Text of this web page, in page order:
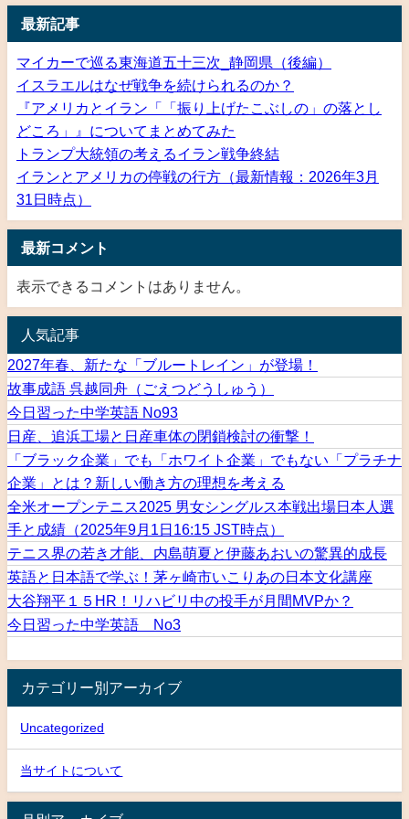
最新記事
マイカーで巡る東海道五十三次_静岡県（後編）
イスラエルはなぜ戦争を続けられるのか？
『アメリカとイラン「「振り上げたこぶしの」の落とし
どころ」』についてまとめてみた
トランプ大統領の考えるイラン戦争終結
イランとアメリカの停戦の行方（最新情報：2026年3月
31日時点）
最新コメント
表示できるコメントはありません。
人気記事
2027年春、新たな「ブルートレイン」が登場！
故事成語 呉越同舟（ごえつどうしゅう）
今日習った中学英語 No93
日産、追浜工場と日産車体の閉鎖検討の衝撃！
「ブラック企業」でも「ホワイト企業」でもない「プラチナ
企業」とは？新しい働き方の理想を考える
全米オープンテニス2025 男女シングルス本戦出場日本人選
手と成績（2025年9月1日16:15 JST時点）
テニス界の若き才能、内島萌夏と伊藤あおいの驚異的成長
英語と日本語で学ぶ！茅ヶ崎市いこりあの日本文化講座
大谷翔平１５HR！リハビリ中の投手が月間MVPか？
今日習った中学英語 No3
カテゴリー別アーカイブ
Uncategorized
当サイトについて